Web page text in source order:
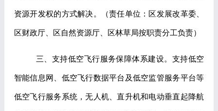
资源开发权的方式解决。 （责任单位：区发展改革委、
区财政厅、区自然资源厅、区林草局按职责分工负责）
三、支持低空飞行服务保障体系建设。 支持低空
智能信息网、低空飞行数据平台及低空监管服务平台等
低空飞行服务系统，无人机、直升机和电动垂直起降航